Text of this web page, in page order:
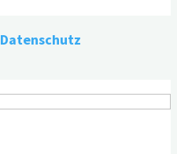
Datenschutz